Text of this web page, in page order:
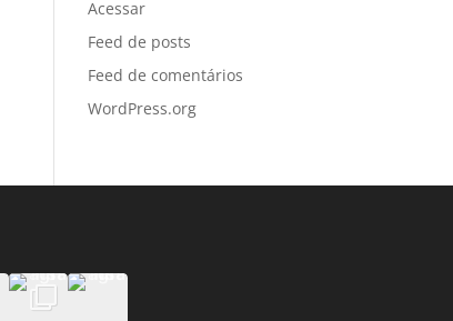
Acessar
Feed de posts
Feed de comentários
WordPress.org